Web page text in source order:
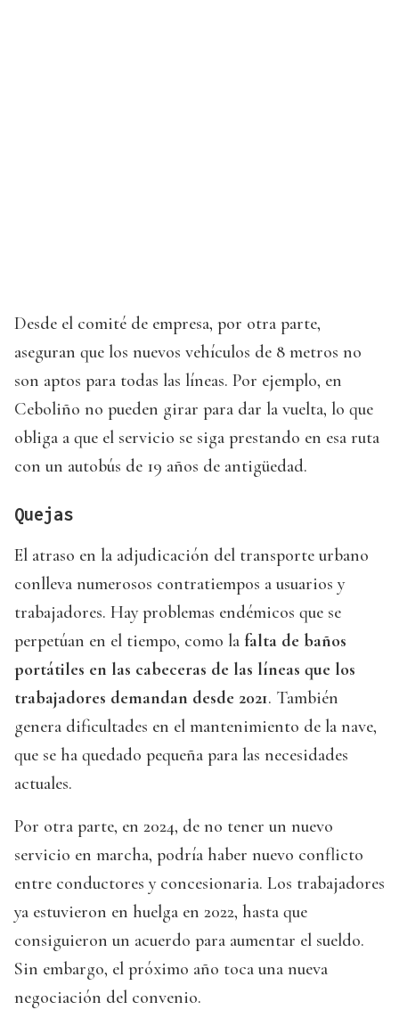
Desde el comité de empresa, por otra parte,
aseguran que los nuevos vehículos de 8 metros no
son aptos para todas las líneas. Por ejemplo, en
Ceboliño no pueden girar para dar la vuelta, lo que
obliga a que el servicio se siga prestando en esa ruta
con un autobús de 19 años de antigüedad.
Quejas
El atraso en la adjudicación del transporte urbano
conlleva numerosos contratiempos a usuarios y
trabajadores. Hay problemas endémicos que se
perpetúan en el tiempo, como la falta de baños
portátiles en las cabeceras de las líneas que los
trabajadores demandan desde 2021. También
genera dificultades en el mantenimiento de la nave,
que se ha quedado pequeña para las necesidades
actuales.
Por otra parte, en 2024, de no tener un nuevo
servicio en marcha, podría haber nuevo conflicto
entre conductores y concesionaria. Los trabajadores
ya estuvieron en huelga en 2022, hasta que
consiguieron un acuerdo para aumentar el sueldo.
Sin embargo, el próximo año toca una nueva
negociación del convenio.